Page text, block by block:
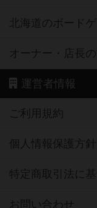
北海道のボード
オーナー・店長
運営者情報
ご利用規約
個人情報保護方針
特定商取引法に
お問い合わせ